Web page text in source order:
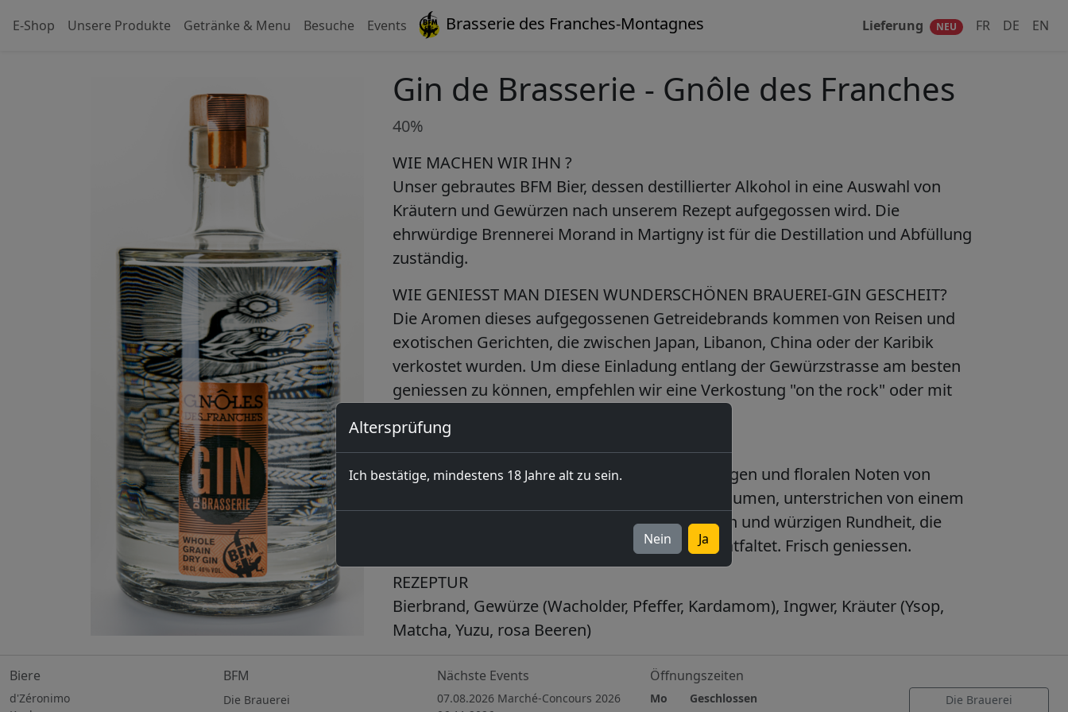
E-Shop Unsere Produkte Getränke & Menu Besuche Events Brasserie des Franches-Montagnes Lieferung NEU FR DE EN
Altersprüfung
Ich bestätige, mindestens 18 Jahre alt zu sein.
Nein Ja
Gin de Brasserie - Gnôle des Franches
40%
WIE MACHEN WIR IHN ?
Unser gebrautes BFM Bier, dessen destillierter Alkohol in eine Auswahl von
Kräutern und Gewürzen nach unserem Rezept aufgegossen wird. Die
ehrwürdige Brennerei Morand in Martigny ist für die Destillation und Abfüllung
zuständig.
WIE GENIESST MAN DIESEN WUNDERSCHÖNEN BRAUEREI-GIN GESCHEIT?
Die Aromen dieses aufgegossenen Getreidebrands kommen von Reisen und
exotischen Gerichten, die zwischen Japan, Libanon, China oder der Karibik
verkostet wurden. Um diese Einladung entlang der Gewürzstrasse am besten
geniessen zu können, empfehlen wir eine Verkostung "on the rock" oder mit
VERKOSTUNG
Intensiver Duft nach Zitrusfrüchten mit pfeffrigen und floralen Noten von
Wacholder und Getreide. Schöne Textur im Gaumen, unterstrichen von einem
Hauch von Schärfe und einer schönen holzigen und würzigen Rundheit, die
dann einen reichen und langen Retronasale entfaltet. Frisch geniessen.
REZEPTUR
Bierbrand, Gewürze (Wacholder, Pfeffer, Kardamom), Ingwer, Kräuter (Ysop,
Matcha, Yuzu, rosa Beeren)
Biere
d'Zéronimo
BFM
Die Brauerei
Nächste Events
07.08.2026 Marché-Concours 2026
Öffnungszeiten
Mo Geschlossen
Die Brauerei